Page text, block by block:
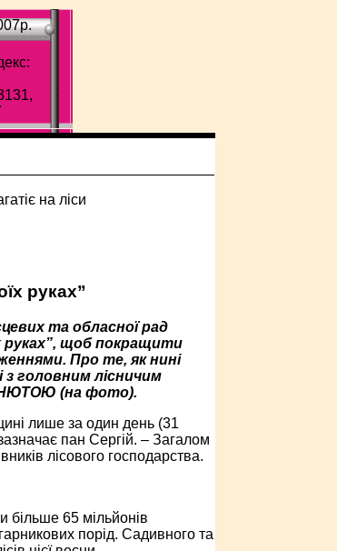
руках”
та обласної рад
руках”, щоб покращити
Про те, як нині
з головним лісничим
(на фото).
лише за один день (31
пан Сергій. – Загалом
лісового господарства.
більше 65 мільйонів
порід. Садивного та